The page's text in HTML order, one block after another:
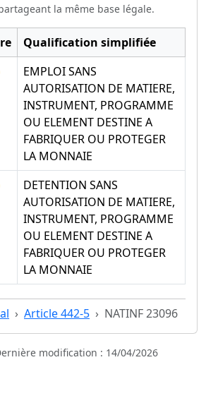
la même base légale.
Qualification simplifiée
EMPLOI SANS
AUTORISATION DE MATIERE,
INSTRUMENT, PROGRAMME
OU ELEMENT DESTINE A
FABRIQUER OU PROTEGER
LA MONNAIE
DETENTION SANS
AUTORISATION DE MATIERE,
INSTRUMENT, PROGRAMME
OU ELEMENT DESTINE A
FABRIQUER OU PROTEGER
LA MONNAIE
Article 442-5 NATINF 23096
modification : 14/04/2026